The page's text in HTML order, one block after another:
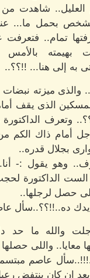
العليل.. شاهدت من
بحمل ما...
تمام.. فتعرفت
بهيمته
به إلى هنا... !!؟؟..
ميزته نبضات
الذى يقف
وتعرف الداكتورة
أمام ذاك الكم
بجلال قدره..
وهو يقول :-
الست الداكتورة
حصل لرجلها..
يدك ده..!!؟؟..سأل
والله ما حد
معايا.. واللى
عاصم
بعد ان كان ينتفض